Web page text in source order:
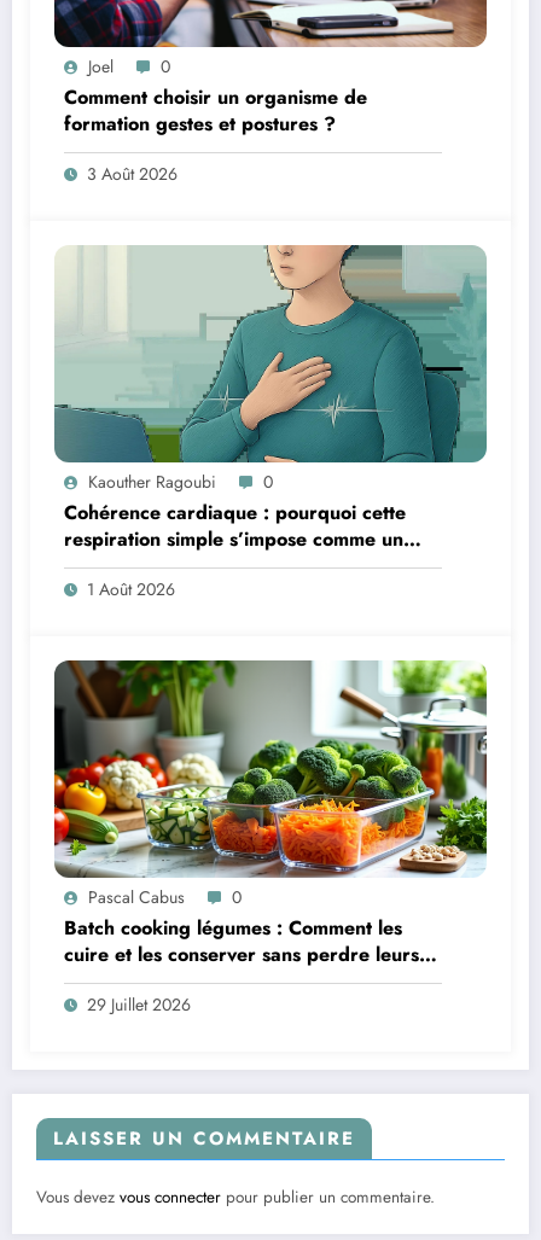
Joel 0
Comment choisir un organisme de
formation gestes et postures ?
3 Août 2026
Kaouther Ragoubi 0
Cohérence cardiaque : pourquoi cette
respiration simple s’impose comme un
réflexe anti-stress et anti-fatigue
1 Août 2026
Pascal Cabus 0
Batch cooking légumes : Comment les
cuire et les conserver sans perdre leurs
vitamines ?
29 Juillet 2026
LAISSER UN COMMENTAIRE
Vous devez vous connecter pour publier un commentaire.